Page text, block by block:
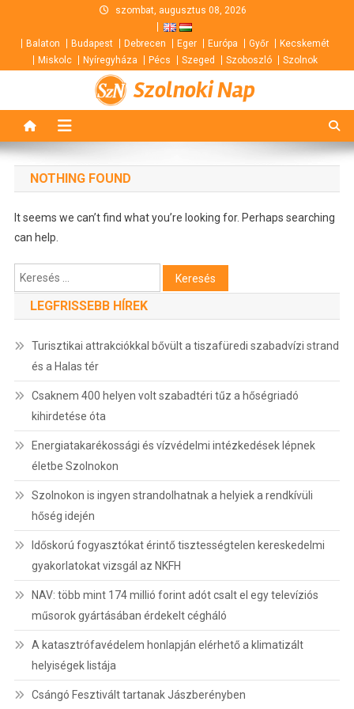
content
szombat, augusztus 08, 2026
Balaton Budapest Debrecen Eger Európa Győr
Kecskemét
Miskolc
Nyíregyháza Pécs Szeged Szoboszló Szolnok
Szolnoki Nap
NOTHING FOUND
It seems we can’t find what you’re looking for. Perhaps searching
can help.
Keresés:
LEGFRISSEBB HÍREK
Turisztikai attrakciókkal bővült a tiszafüredi szabadvízi strand
és a Halas tér
Csaknem 400 helyen volt szabadtéri tűz a hőségriadó
kihirdetése óta
Energiatakarékossági és vízvédelmi intézkedések lépnek
életbe Szolnokon
Szolnokon is ingyen strandolhatnak a helyiek a rendkívüli
hőség idején
Időskorú fogyasztókat érintő tisztességtelen kereskedelmi
gyakorlatokat vizsgál az NKFH
NAV: több mint 174 millió forint adót csalt el egy televíziós
műsorok gyártásában érdekelt cégháló
A katasztrófavédelem honlapján elérhető a klimatizált
helyiségek listája
Csángó Fesztivált tartanak Jászberényben